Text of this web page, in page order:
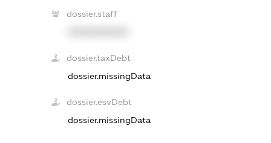
dossier.staff
dossier.taxDebt
dossier.missingData
dossier.esvDebt
dossier.missingData